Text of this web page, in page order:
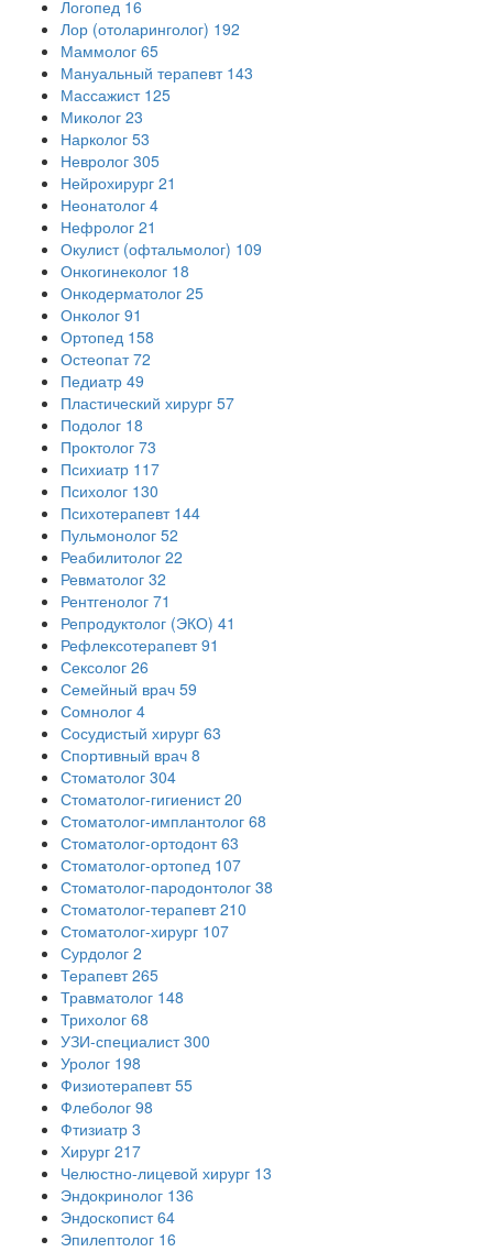
Логопед 16
Лор (отоларинголог) 192
Маммолог 65
Мануальный терапевт 143
Массажист 125
Миколог 23
Нарколог 53
Невролог 305
Нейрохирург 21
Неонатолог 4
Нефролог 21
Окулист (офтальмолог) 109
Онкогинеколог 18
Онкодерматолог 25
Онколог 91
Ортопед 158
Остеопат 72
Педиатр 49
Пластический хирург 57
Подолог 18
Проктолог 73
Психиатр 117
Психолог 130
Психотерапевт 144
Пульмонолог 52
Реабилитолог 22
Ревматолог 32
Рентгенолог 71
Репродуктолог (ЭКО) 41
Рефлексотерапевт 91
Сексолог 26
Семейный врач 59
Сомнолог 4
Сосудистый хирург 63
Спортивный врач 8
Стоматолог 304
Стоматолог-гигиенист 20
Стоматолог-имплантолог 68
Стоматолог-ортодонт 63
Стоматолог-ортопед 107
Стоматолог-пародонтолог 38
Стоматолог-терапевт 210
Стоматолог-хирург 107
Сурдолог 2
Терапевт 265
Травматолог 148
Трихолог 68
УЗИ-специалист 300
Уролог 198
Физиотерапевт 55
Флеболог 98
Фтизиатр 3
Хирург 217
Челюстно-лицевой хирург 13
Эндокринолог 136
Эндоскопист 64
Эпилептолог 16